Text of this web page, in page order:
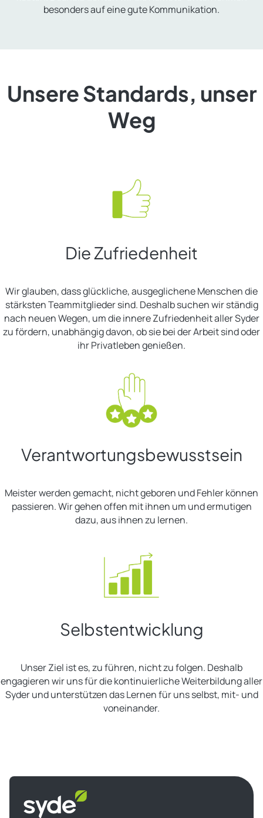
besonders auf eine gute Kommunikation.
Unsere Standards, unser
Weg
Die Zufriedenheit
Wir glauben, dass glückliche, ausgeglichene Menschen die
stärksten Teammitglieder sind. Deshalb suchen wir ständig
nach neuen Wegen, um die innere Zufriedenheit aller Syder
zu fördern, unabhängig davon, ob sie bei der Arbeit sind oder
ihr Privatleben genießen.
Verantwortungsbewusstsein
Meister werden gemacht, nicht geboren und Fehler können
passieren. Wir gehen offen mit ihnen um und ermutigen
dazu, aus ihnen zu lernen.
Selbstentwicklung
Unser Ziel ist es, zu führen, nicht zu folgen. Deshalb
engagieren wir uns für die kontinuierliche Weiterbildung aller
Syder und unterstützen das Lernen für uns selbst, mit- und
voneinander.
Syde
Startseite